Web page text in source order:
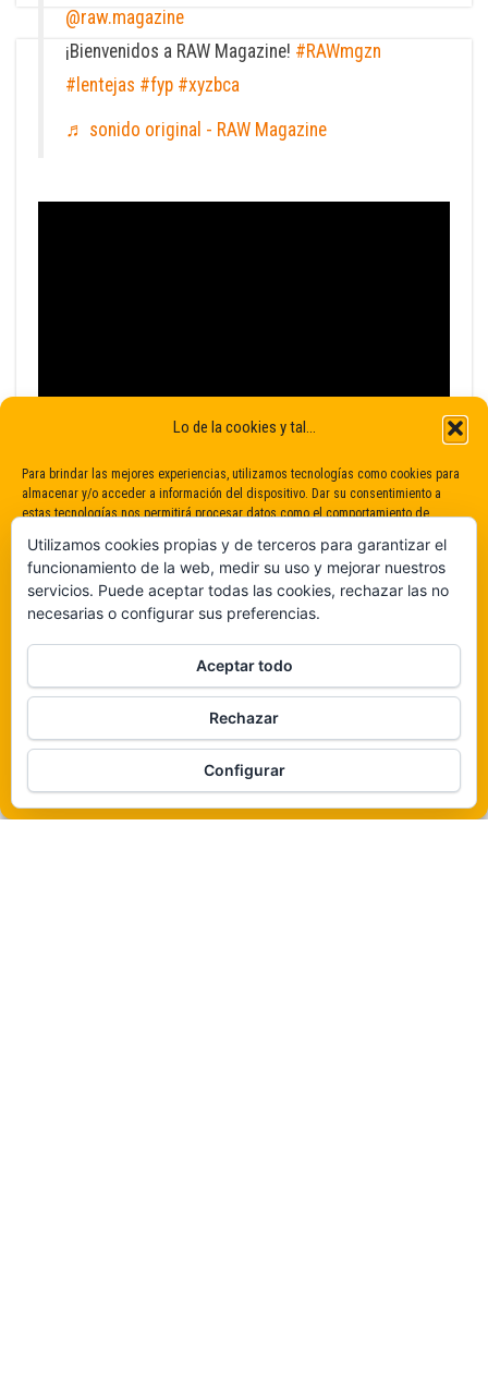
Lo de la cookies y tal...
Para brindar las mejores experiencias, utilizamos tecnologías como cookies para
almacenar y/o acceder a información del dispositivo. Dar su consentimiento a
estas tecnologías nos permitirá procesar datos como el comportamiento de
consentimiento puede afectar negativamente a determinadas características y
funciones.
De ninguna manera
Veámos que hay aquí
Política de cookies
@raw.magazine
¡Bienvenidos a RAW Magazine! #RAWmgzn
#lentejas #fyp #xyzbca
♬ sonido original - RAW Magazine
WordPress |Tema:
Utilizamos cookies propias y de terceros para garantizar el
funcionamiento de la web, medir su uso y mejorar nuestros
servicios. Puede aceptar todas las cookies, rechazar las no
necesarias o configurar sus preferencias.
Aceptar todo
Rechazar
Configurar